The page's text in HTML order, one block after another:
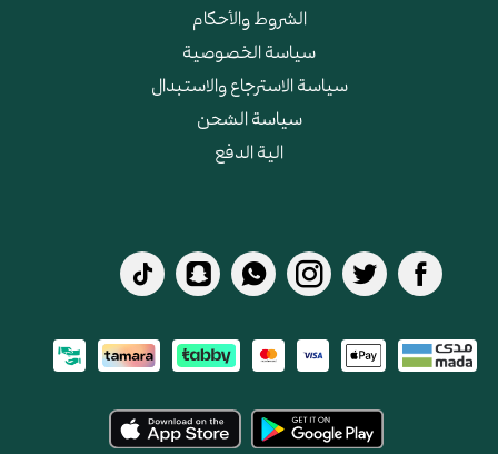
الشروط والأحكام
سياسة الخصوصية
سياسة الاسترجاع والاستبدال
سياسة الشحن
الية الدفع